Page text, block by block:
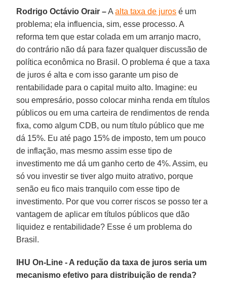
Rodrigo Octávio Orair –Aalta taxa de juros é um
problema; ela influencia, sim, esse processo. A
reforma tem que estar colada em um arranjo macro,
do contrário não dá para fazer qualquer discussão de
política econômica no Brasil. O problema é que a taxa
de juros é alta e com isso garante um piso de
rentabilidade para o capital muito alto. Imagine: eu
sou empresário, posso colocar minha renda em títulos
públicos ou em uma carteira de rendimentos de renda
fixa, como algum CDB, ou num título público que me
dá 15%. Eu até pago 15% de imposto, tem um pouco
de inflação, mas mesmo assim esse tipo de
investimento me dá um ganho certo de 4%. Assim, eu
só vou investir se tiver algo muito atrativo, porque
senão eu fico mais tranquilo com esse tipo de
investimento. Por que vou correr riscos se posso ter a
vantagem de aplicar em títulos públicos que dão
liquidez e rentabilidade? Esse é um problema do
Brasil.
IHU On-Line - A redução da taxa de juros seria um
mecanismo efetivo para distribuição de renda?